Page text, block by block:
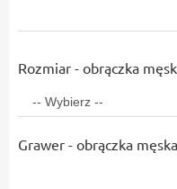
Rozmiar - obrączka
Grawer - obrączka męska